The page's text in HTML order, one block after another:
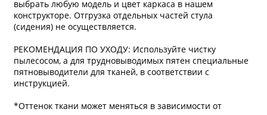
выбрать любую модель и цвет каркаса в нашем
конструкторе. Отгрузка отдельных частей стула
(сидения) не осуществляется.
РЕКОМЕНДАЦИЯ ПО УХОДУ: Используйте чистку
пылесосом, а для трудновыводимых пятен специальные
пятновыводители для тканей, в соответствии с
инструкцией.
*Оттенок ткани может меняться в зависимости от